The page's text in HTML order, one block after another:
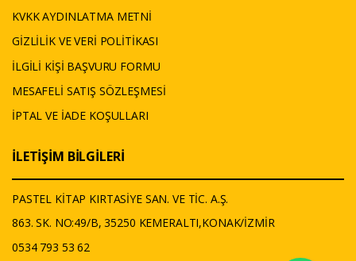
KVKK AYDINLATMA METNİ
GİZLİLİK VE VERİ POLİTİKASI
İLGİLİ KİŞİ BAŞVURU FORMU
MESAFELİ SATIŞ SÖZLEŞMESİ
İPTAL VE İADE KOŞULLARI
İLETİŞİM BİLGİLERİ
PASTEL KİTAP KIRTASİYE SAN. VE TİC. A.Ş.
863. SK. NO:49/B, 35250 KEMERALTI,KONAK/İZMİR
0534 793 53 62